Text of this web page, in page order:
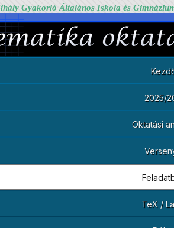
Gyakorló Általános Iskola és
2025/
Oktatási
TeX /